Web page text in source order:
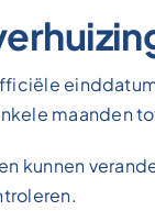
maanden
kunnen